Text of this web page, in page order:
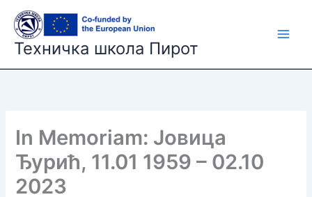
content
Техничка школа Пирот
In Memoriam: Јовица
Ђурић, 11.01 1959 – 02.10
2023